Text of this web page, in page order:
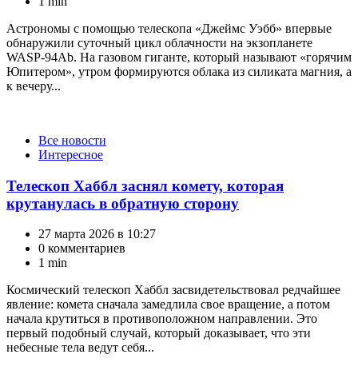
Астрономы с помощью телескопа «Джеймс Уэбб» впервые
обнаружили суточный цикл облачности на экзопланете
WASP-94Ab. На газовом гиганте, который называют «горячим
Юпитером», утром формируются облака из силиката магния, а
к вечеру...
КатегорииВсе новости
Интересное
Телескоп Хаббл заснял комету, которая
крутанулась в обратную сторону
27 марта 2026 в 10:27
0 комментариев
1 min
Космический телескоп Хаббл засвидетельствовал редчайшее
явление: комета сначала замедлила свое вращение, а потом
начала крутиться в противоположном направлении. Это
первый подобный случай, который доказывает, что эти
небесные тела ведут себя...